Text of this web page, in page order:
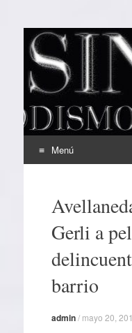
EL
Periodismo
Menú
contenido
Gerli a
barrio
admin/ mayo 20,